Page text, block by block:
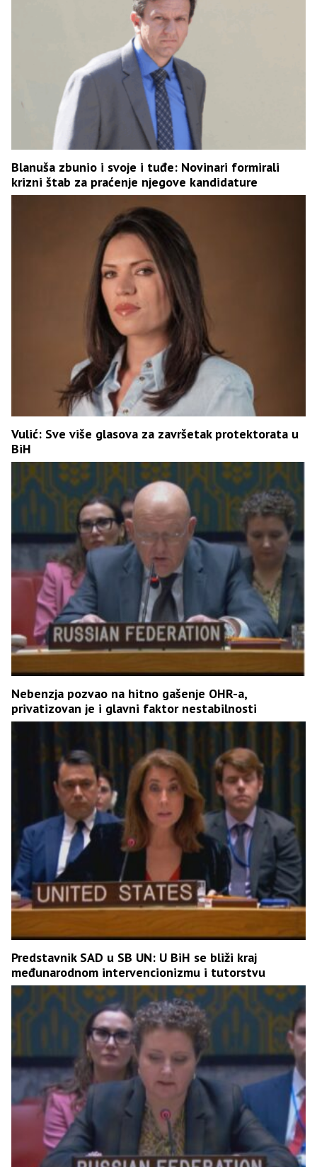
Blanuša zbunio i svoje i tuđe: Novinari formirali
krizni štab za praćenje njegove kandidature
Vulić: Sve više glasova za završetak protektorata u
BiH
Nebenzja pozvao na hitno gašenje OHR-a,
privatizovan je i glavni faktor nestabilnosti
Predstavnik SAD u SB UN: U BiH se bliži kraj
međunarodnom intervencionizmu i tutorstvu